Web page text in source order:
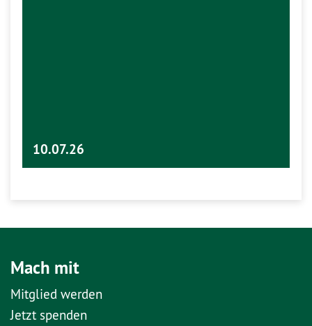
10.07.26
Mach mit
Mitglied werden
Jetzt spenden